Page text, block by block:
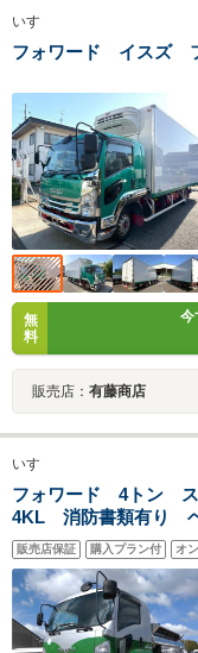
いすゞ
フォワード イスズ
無
料
今
販売店： 有藤商店
いすゞ
フォワード 4トン ス
4KL 消防書類有り
販売店保証 購入プラン付 オ